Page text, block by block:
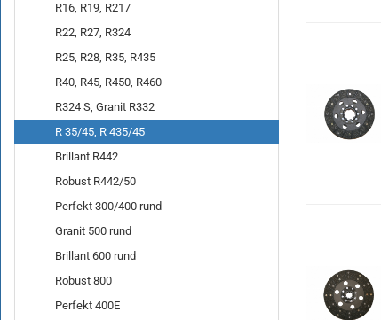
R16, R19, R217
R22, R27, R324
R25, R28, R35, R435
R40, R45, R450, R460
R324 S, Granit R332
R 35/45, R 435/45
Brillant R442
Robust R442/50
Perfekt 300/400 rund
Granit 500 rund
Brillant 600 rund
Robust 800
Perfekt 400E